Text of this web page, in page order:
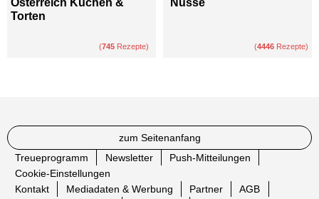
Torten
(745 Rezepte) (4446 Rezepte)
zum Seitenanfang
Treueprogramm
Newsletter
Push-Mitteilungen
Cookie-Einstellungen
Kontakt
Mediadaten & Werbung Partner
AGB